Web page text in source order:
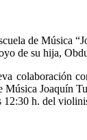
de Música
de su hija,
colaboración
Joaquín
h. del